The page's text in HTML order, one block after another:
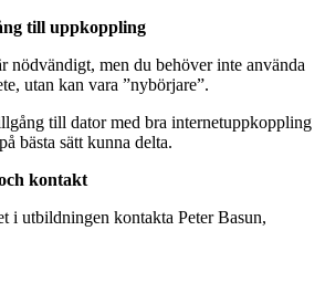
till uppkoppling
nödvändigt, men du behöver inte använda
utan kan vara ”nybörjare”.
till dator med bra internetuppkoppling
bästa sätt kunna delta.
kontakt
i utbildningen kontakta Peter Basun,